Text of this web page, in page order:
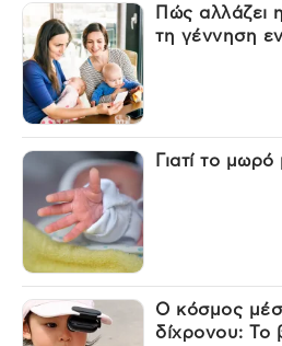
Πώς αλλάζει
τη γέννηση
Γιατί το
Ο κόσμος
δίχρονου: Το